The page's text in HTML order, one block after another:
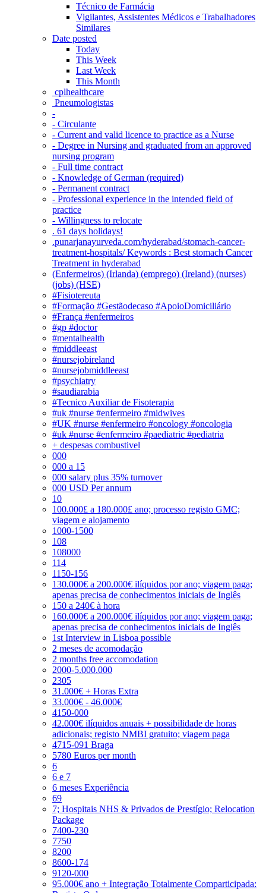
Técnico de Farmácia
Vigilantes, Assistentes Médicos e Trabalhadores
Similares
Date posted
Today
This Week
Last Week
This Month
‎ cplhealthcare‬
Pneumologistas
-
- Circulante
- Current and valid licence to practice as a Nurse
- Degree in Nursing and graduated from an approved
nursing program
- Full time contract
- Knowledge of German (required)
- Permanent contract
- Professional experience in the intended field of
practice
- Willingness to relocate
. 61 days holidays!
.punarjanayurveda.com/hyderabad/stomach-cancer-
treatment-hospitals/ Keywords : Best stomach Cancer
Treatment in hyderabad
(Enfermeiros) (Irlanda) (emprego) (Ireland) (nurses)
(jobs) (HSE)
#Fisiotereuta
#Formação #Gestãodecaso #ApoioDomiciliário
#França #enfermeiros
#gp #doctor
#mentalhealth
#middleeast
#nursejobireland
#nursejobmiddleeast
#psychiatry
#saudiarabia
#Tecnico Auxiliar de Fisoterapia
#uk #nurse #enfermeiro #midwives
#UK #nurse #enfermeiro #oncology #oncologia
#uk #nurse #enfermeiro #paediatric #pediatria
+ despesas combustivel
000
000 a 15
000 salary plus 35% turnover
000 USD Per annum
10
100.000£ a 180.000£ ano; processo registo GMC;
viagem e alojamento
1000-1500
108
108000
114
1150-156
130.000€ a 200.000€ ilíquidos por ano; viagem paga;
apenas precisa de conhecimentos iniciais de Inglês
150 a 240€ à hora
160.000€ a 200.000€ ilíquidos por ano; viagem paga;
apenas precisa de conhecimentos iniciais de Inglês
1st Interview in Lisboa possible
2 meses de acomodação
2 months free accomodation
2000-5.000.000
2305
31.000€ + Horas Extra
33.000€ - 46.000€
4150-000
42.000€ ilíquidos anuais + possibilidade de horas
adicionais; registo NMBI gratuito; viagem paga
4715-091 Braga
5780 Euros per month
6
6 e 7
6 meses Experiência
69
7; Hospitais NHS & Privados de Prestígio; Relocation
Package
7400-230
7750
8200
8600-174
9120-000
95.000€ ano + Integração Totalmente Comparticipada: